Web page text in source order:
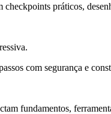
checkpoints práticos,
com segurança e
fundamentos,